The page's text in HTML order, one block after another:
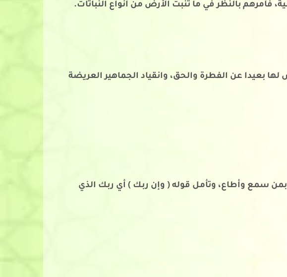
فأمرهم بالنظر في ما تنبت الأرض من أنواع النباتات.
لها بعيدا عن الفطرة والحق، وانقياد الجماهير العريضة
بمن سمع وأطاع، وتأمل قوله ( وإن ربك ) أي ربك الذي